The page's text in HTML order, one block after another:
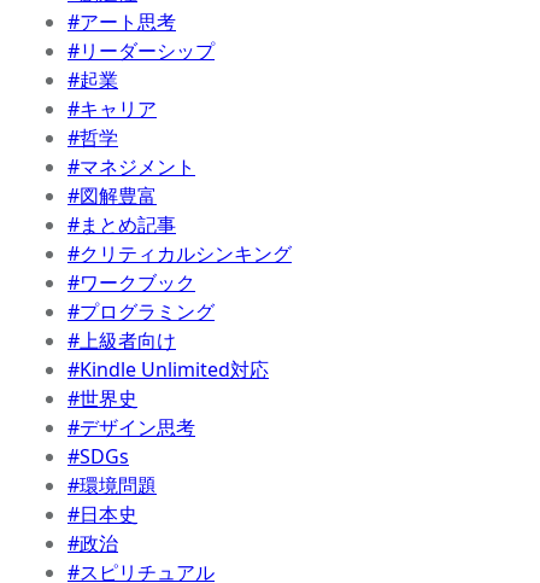
#アート思考
#リーダーシップ
#起業
#キャリア
#哲学
#マネジメント
#図解豊富
#まとめ記事
#クリティカルシンキング
#ワークブック
#プログラミング
#上級者向け
#Kindle Unlimited対応
#世界史
#デザイン思考
#SDGs
#環境問題
#日本史
#政治
#スピリチュアル